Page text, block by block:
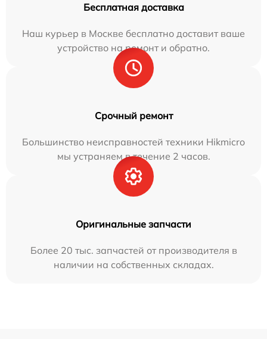
Бесплатная доставка
Наш курьер в Москве бесплатно доставит ваше
устройство на ремонт и обратно.
Срочный ремонт
Большинство неисправностей техники Hikmicro
мы устраняем в течение 2 часов.
Оригинальные запчасти
Более 20 тыс. запчастей от производителя в
наличии на собственных складах.